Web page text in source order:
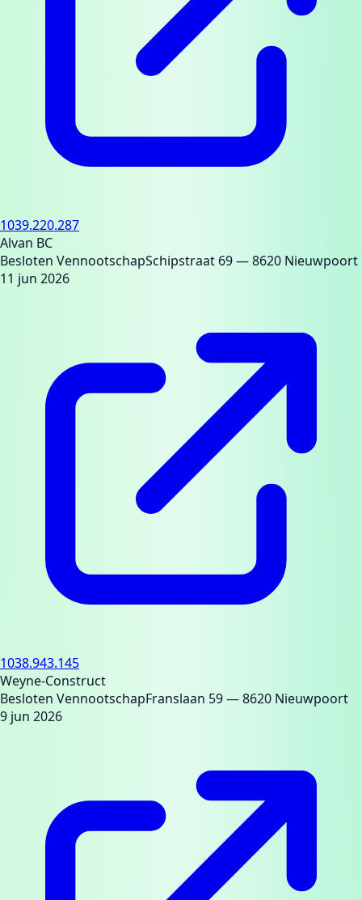
1039.220.287
Alvan BC
Besloten VennootschapSchipstraat 69— 8620 Nieuwpoort
11 jun 2026
1038.943.145
Weyne-Construct
Besloten VennootschapFranslaan 59— 8620 Nieuwpoort
9 jun 2026